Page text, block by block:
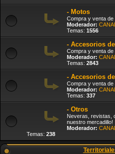
- Motos
Compra y venta
Moderador:
Temas: 1556
- Accesorios
Compra y venta
Moderador:
Temas: 2843
- Accesorios
Compra y venta
Moderador:
Temas: 337
- Otros
Neveras, revistas,
nuestro mercadillo!
Moderador:
Temas: 238